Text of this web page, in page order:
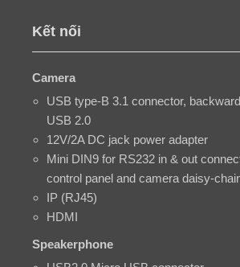
Kết nối
Camera
USB type-B 3.1 connector,
USB 2.0
12V/2A DC jack power adapter
Mini DIN9 for RS232 in & out
control panel and camera daisy-
IP (RJ45)
HDMI
Speakerphone